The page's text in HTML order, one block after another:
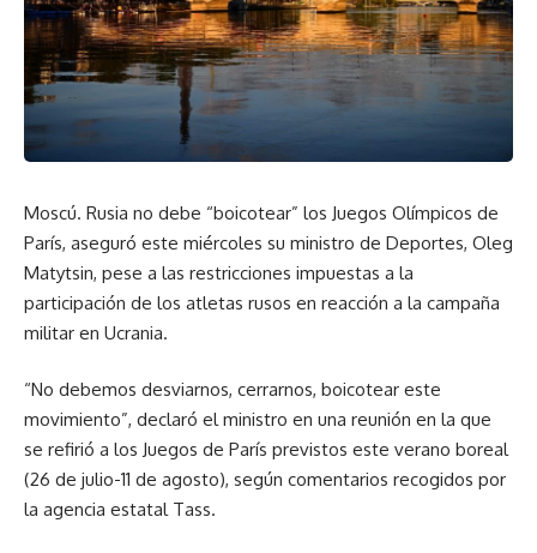
Moscú. Rusia no debe “boicotear” los Juegos Olímpicos de
París, aseguró este miércoles su ministro de Deportes, Oleg
Matytsin, pese a las restricciones impuestas a la
participación de los atletas rusos en reacción a la campaña
militar en Ucrania.
“No debemos desviarnos, cerrarnos, boicotear este
movimiento”, declaró el ministro en una reunión en la que
se refirió a los Juegos de París previstos este verano boreal
(26 de julio-11 de agosto), según comentarios recogidos por
la agencia estatal Tass.